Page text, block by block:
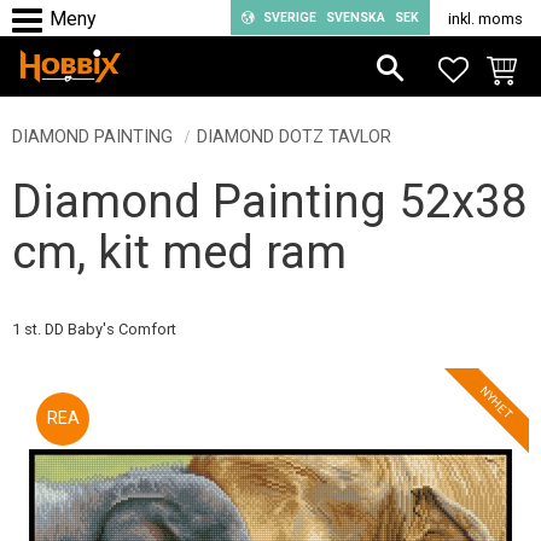
Meny
SVERIGE SVENSKA SEK inkl. moms
DIAMOND PAINTING DIAMOND DOTZ TAVLOR
Diamond Painting 52x38
cm, kit med ram
1 st. DD Baby's Comfort
30 NYHET